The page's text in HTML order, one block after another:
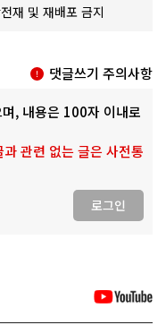
재 및 재배포 금지
댓글쓰기 주의사항
, 내용은 100자 이내로
관련 없는 글은 사전통
로그인